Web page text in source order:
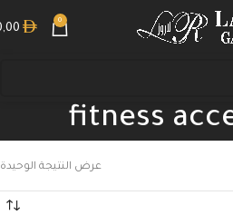
0
fitness
عرض النتيجة الوحيدة